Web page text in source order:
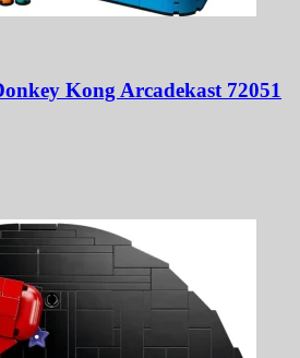
Kong Arcadekast 72051